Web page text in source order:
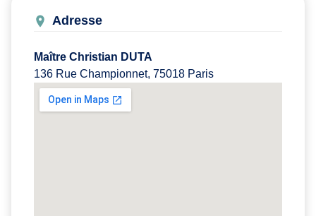
Adresse
Maître Christian DUTA
136 Rue Championnet, 75018 Paris